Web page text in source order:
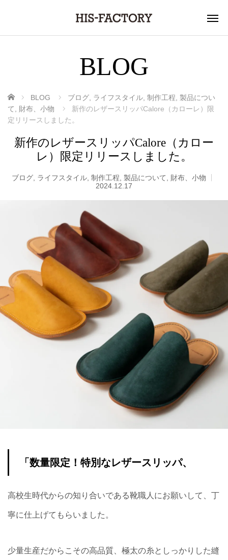
BLOG
ホーム BLOG ブログ ライフスタイル 制作工程 製品につい
て
財布、小物
新作のレザースリッパCalore（カローレ）限
定リリースしました。
新作のレザースリッパCalore（カロー
レ）限定リリースしました。
ブログ, ライフスタイル, 制作工程 製品について
財布、小物
2024.12.17
「数量限定！特別なレザースリッパ、
高校生時代からの知り合いである靴職人にお願いして、丁
寧に仕上げてもらいました。
少量生産だからこその高品質、極太の糸としっかりした縫